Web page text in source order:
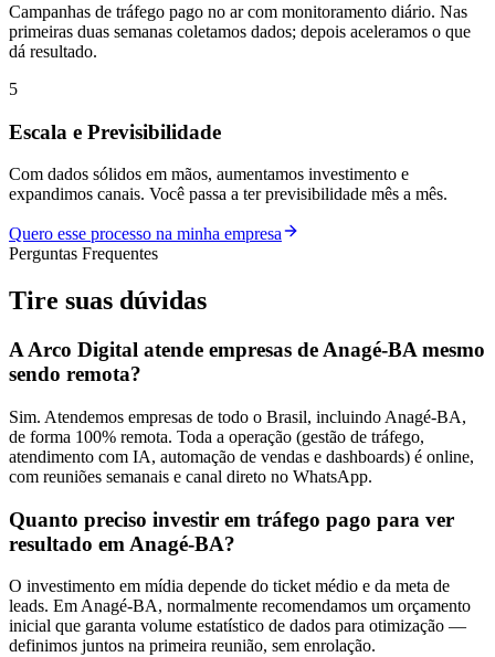
Campanhas de tráfego pago no ar com monitoramento diário. Nas
primeiras duas semanas coletamos dados; depois aceleramos o que
dá resultado.
5
Escala e Previsibilidade
Com dados sólidos em mãos, aumentamos investimento e
expandimos canais. Você passa a ter previsibilidade mês a mês.
Quero esse processo na minha empresa
Perguntas Frequentes
Tire suas dúvidas
A Arco Digital atende empresas de Anagé-BA mesmo
sendo remota?
Sim. Atendemos empresas de todo o Brasil, incluindo Anagé-BA,
de forma 100% remota. Toda a operação (gestão de tráfego,
atendimento com IA, automação de vendas e dashboards) é online,
com reuniões semanais e canal direto no WhatsApp.
Quanto preciso investir em tráfego pago para ver
resultado em Anagé-BA?
O investimento em mídia depende do ticket médio e da meta de
leads. Em Anagé-BA, normalmente recomendamos um orçamento
inicial que garanta volume estatístico de dados para otimização —
definimos juntos na primeira reunião, sem enrolação.